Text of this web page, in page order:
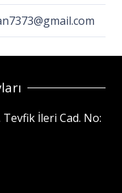
İleri Cad. No: